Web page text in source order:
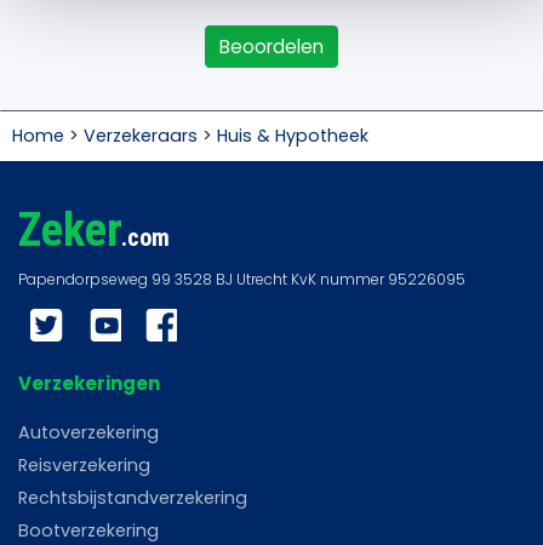
Beoordelen
Home > Verzekeraars > Huis & Hypotheek
Zeker.com
Twitter YouTubeFacebook
Verzekeringen
Autoverzekering
Reisverzekering
Rechtsbijstandverzekering
Bootverzekering